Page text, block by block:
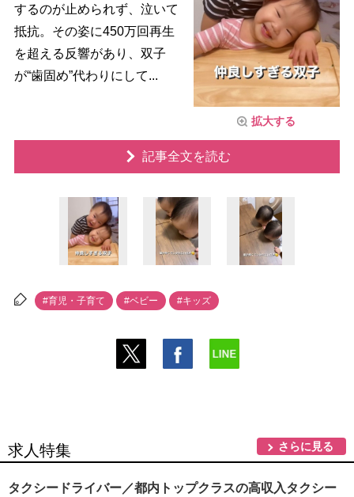
拡大する
するのが止められず、泣いて
抵抗。その姿に450万回再生
を超える反響があり、双子
が“歯固め”代わりにして...
記事全文を読む
#育児・子育て #ベビー #キッズ
求人特集 さらに見る
タクシードライバー／都内トップクラスの高収入タクシー